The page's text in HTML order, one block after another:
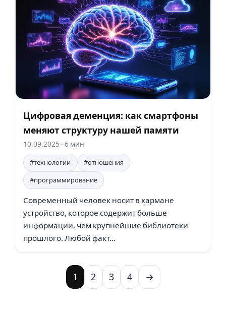
Цифровая деменция: как смартфоны
меняют структуру нашей памяти
10.09.2025 · 6 мин
#технологии
#отношения
#программирование
Современный человек носит в кармане
устройство, которое содержит больше
информации, чем крупнейшие библиотеки
прошлого. Любой факт...
1 2 3 4
Следующая
→